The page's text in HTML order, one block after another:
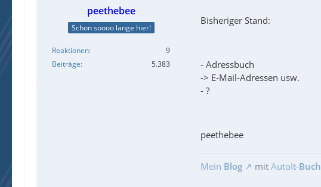
peethebee
Schon soooo lange hier!
Reaktionen
9
Beiträge
5.383
Bisheriger Stand:
- Adressbuch
-> E-Mail-Adressen usw.
- ?
peethebee
Mein Blog mit AutoIt-Buch